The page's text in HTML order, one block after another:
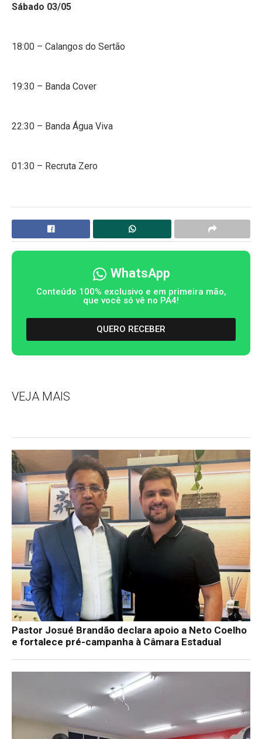
Sábado 03/05
18:00 – Calangos do Sertão
19:30 – Banda Cover
22:30 – Banda Água Viva
01:30 – Recruta Zero
WhatsApp
Conteúdo 100% exclusivo e em primeira mão,
que você só vê no PA4!
QUERO RECEBER
VEJA MAIS
Pastor Josué Brandão declara apoio a Neto Coelho
e fortalece pré-campanha à Câmara Estadual